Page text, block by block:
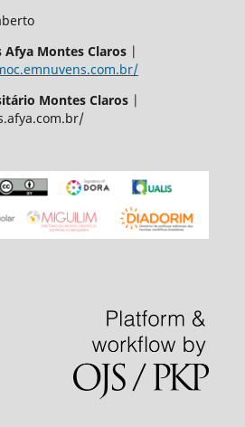
Montes Claros |
Montes Claros|